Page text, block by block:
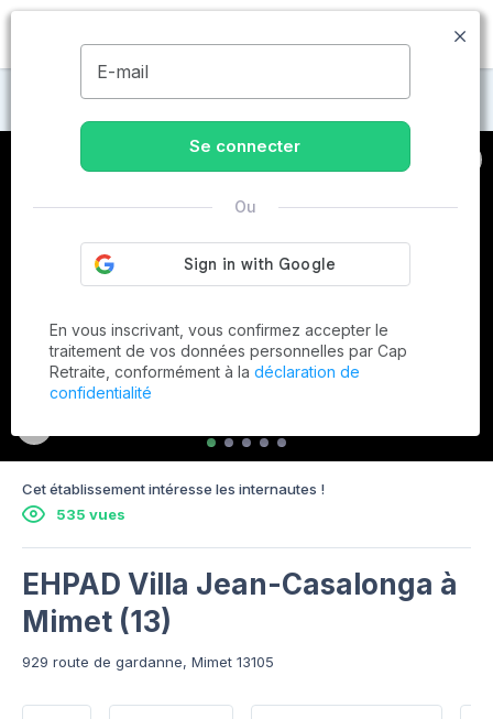
MENU
Maisons de retraite à Mimet
Cet établissement intéresse les internautes !
535 vues
EHPAD Villa Jean-Casalonga à
Mimet (13)
929 route de gardanne, Mimet 13105
E-mail
Se connecter
Ou
En vous inscrivant, vous confirmez accepter le
traitement de vos données personnelles par Cap
Retraite, conformément à la déclaration de
confidentialité